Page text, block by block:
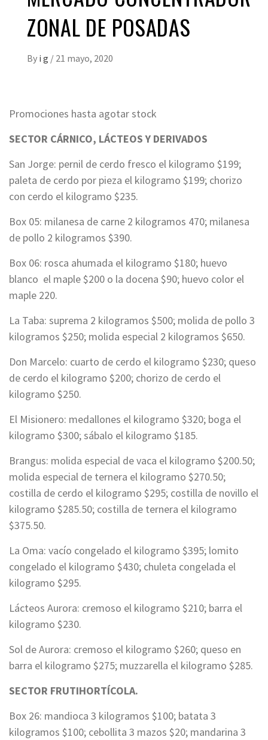
ZONAL DE POSADAS
By i g / 21 mayo, 2020
Promociones hasta agotar stock
SECTOR CÁRNICO, LÁCTEOS Y DERIVADOS
San Jorge: pernil de cerdo fresco el kilogramo $199;
paleta de cerdo por pieza el kilogramo $199; chorizo
con cerdo el kilogramo $235.
Box 05: milanesa de carne 2 kilogramos 470; milanesa
de pollo 2 kilogramos $390.
Box 06: rosca ahumada el kilogramo $180; huevo
blanco el maple $200 o la docena $90; huevo color el
maple 220.
La Taba: suprema 2 kilogramos $500; molida de pollo 3
kilogramos $250; molida especial 2 kilogramos $650.
Don Marcelo: cuarto de cerdo el kilogramo $230; queso
de cerdo el kilogramo $200; chorizo de cerdo el
kilogramo $250.
El Misionero: medallones el kilogramo $320; boga el
kilogramo $300; sábalo el kilogramo $185.
Brangus: molida especial de vaca el kilogramo $200.50;
molida especial de ternera el kilogramo $270.50;
costilla de cerdo el kilogramo $295; costilla de novillo el
kilogramo $285.50; costilla de ternera el kilogramo
$375.50.
La Oma: vacío congelado el kilogramo $395; lomito
congelado el kilogramo $430; chuleta congelada el
kilogramo $295.
Lácteos Aurora: cremoso el kilogramo $210; barra el
kilogramo $230.
Sol de Aurora: cremoso el kilogramo $260; queso en
barra el kilogramo $275; muzzarella el kilogramo $285.
SECTOR FRUTIHORTÍCOLA.
Box 26: mandioca 3 kilogramos $100; batata 3
kilogramos $100; cebollita 3 mazos $20; mandarina 3